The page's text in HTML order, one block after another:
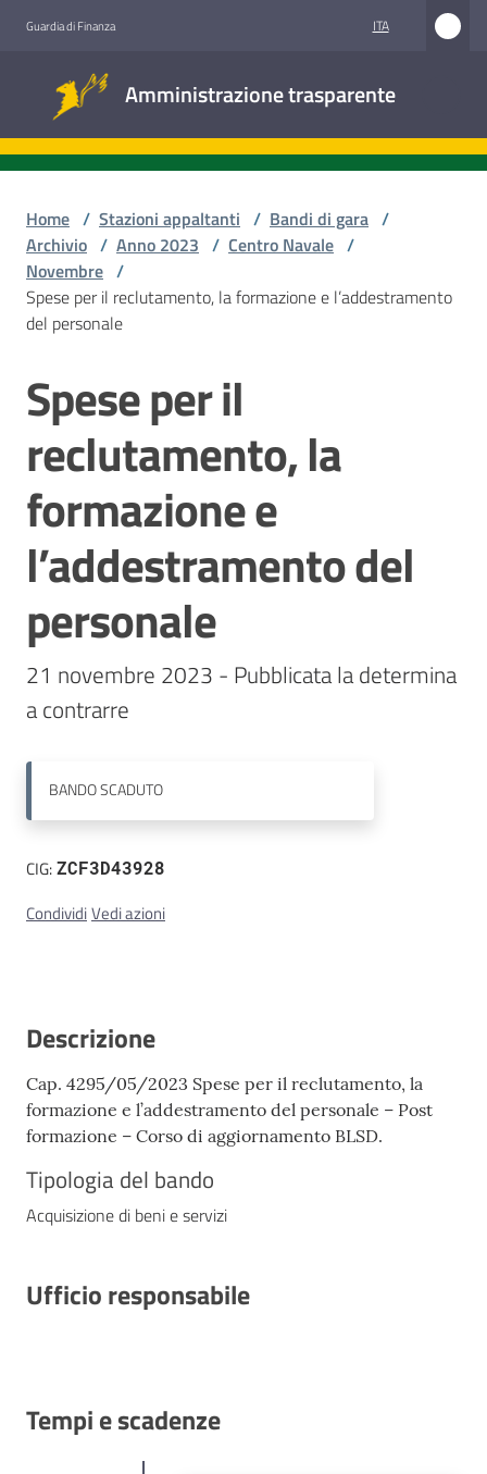
Guardia di Finanza ITA
Amministrazione trasparente
trasparente
Accesso
civico
appaltanti
Home / Stazioni appaltanti / Bandi di gara /
Archivio / Anno 2023 / Centro Navale /
Novembre /
Spese per il reclutamento, la formazione e l’addestramento
del personale
Salta al contenuto
Spese per il
reclutamento, la
formazione e
l’addestramento del
personale
21 novembre 2023 - Pubblicata la determina
a contrarre
BANDOSCADUTO
CIG:ZCF3D43928
CondividiVedi azioni
Descrizione
Cap. 4295/05/2023 Spese per il reclutamento, la
formazione e l’addestramento del personale – Post
formazione – Corso di aggiornamento BLSD.
Tipologia del bando
Acquisizione di beni e servizi
Ufficio responsabile
Tempi e scadenze